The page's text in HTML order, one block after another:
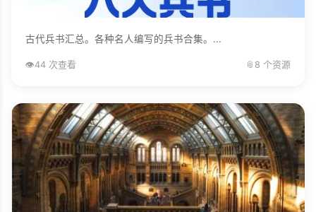
古代兵书汇总。各种名人编写的兵书合集。...
👁️44 次查看 📎 8 个资源